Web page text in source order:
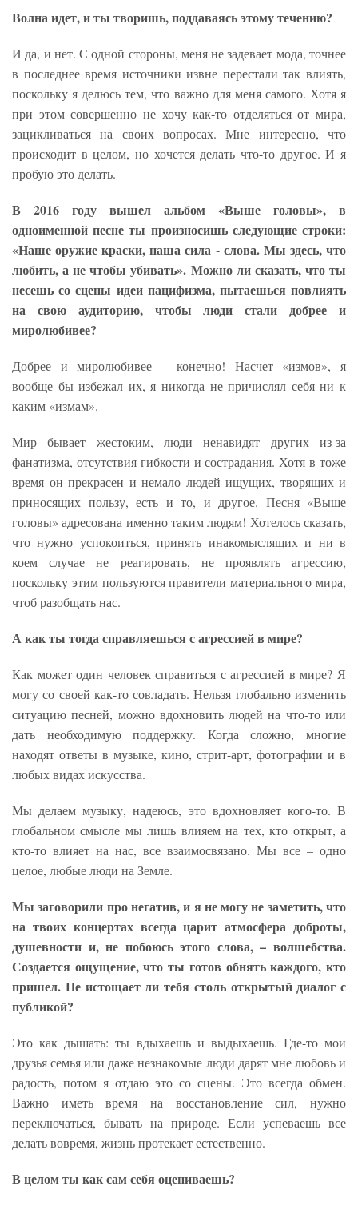
Волна идет, и ты творишь, поддаваясь этому течению?
И да, и нет. С одной стороны, меня не задевает мода, точнее
в последнее время источники извне перестали так влиять,
поскольку я делюсь тем, что важно для меня самого. Хотя я
при этом совершенно не хочу как-то отделяться от мира,
зацикливаться на своих вопросах. Мне интересно, что
происходит в целом, но хочется делать что-то другое. И я
пробую это делать.
В 2016 году вышел альбом «Выше головы», в
одноименной песне ты произносишь следующие строки:
«Наше оружие краски, наша сила - слова. Мы здесь, что
любить, а не чтобы убивать». Можно ли сказать, что ты
несешь со сцены идеи пацифизма, пытаешься повлиять
на свою аудиторию, чтобы люди стали добрее и
миролюбивее?
Добрее и миролюбивее – конечно! Насчет «измов», я
вообще бы избежал их, я никогда не причислял себя ни к
каким «измам».
Мир бывает жестоким, люди ненавидят других из-за
фанатизма, отсутствия гибкости и сострадания. Хотя в тоже
время он прекрасен и немало людей ищущих, творящих и
приносящих пользу, есть и то, и другое. Песня «Выше
головы» адресована именно таким людям! Хотелось сказать,
что нужно успокоиться, принять инакомыслящих и ни в
коем случае не реагировать, не проявлять агрессию,
поскольку этим пользуются правители материального мира,
чтоб разобщать нас.
А как ты тогда справляешься с агрессией в мире?
Как может один человек справиться с агрессией в мире? Я
могу со своей как-то совладать. Нельзя глобально изменить
ситуацию песней, можно вдохновить людей на что-то или
дать необходимую поддержку. Когда сложно, многие
находят ответы в музыке, кино, стрит-арт, фотографии и в
любых видах искусства.
Мы делаем музыку, надеюсь, это вдохновляет кого-то. В
глобальном смысле мы лишь влияем на тех, кто открыт, а
кто-то влияет на нас, все взаимосвязано. Мы все – одно
целое, любые люди на Земле.
Мы заговорили про негатив, и я не могу не заметить, что
на твоих концертах всегда царит атмосфера доброты,
душевности и, не побоюсь этого слова, – волшебства.
Создается ощущение, что ты готов обнять каждого, кто
пришел. Не истощает ли тебя столь открытый диалог с
публикой?
Это как дышать: ты вдыхаешь и выдыхаешь. Где-то мои
друзья семья или даже незнакомые люди дарят мне любовь и
радость, потом я отдаю это со сцены. Это всегда обмен.
Важно иметь время на восстановление сил, нужно
переключаться, бывать на природе. Если успеваешь все
делать вовремя, жизнь протекает естественно.
В целом ты как сам себя оцениваешь?